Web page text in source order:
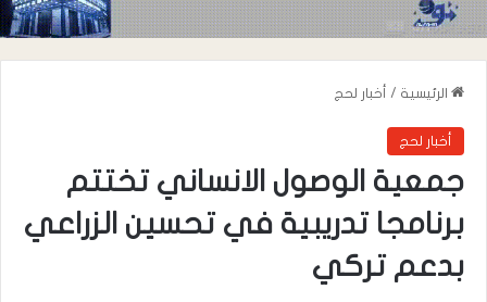
الرئيسية / أخبار لحج
أخبار لحج
جمعية الوصول الانساني تختتم
برنامجا تدريبية في تحسين الزراعي
بدعم تركي